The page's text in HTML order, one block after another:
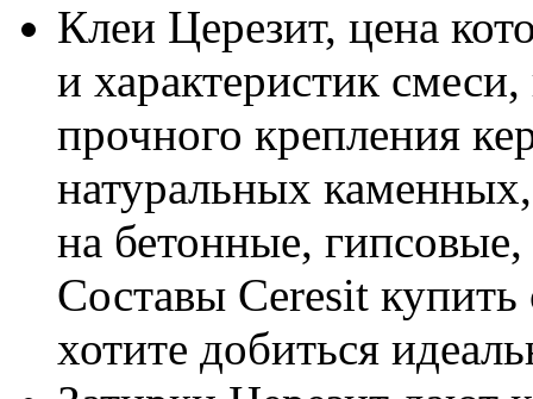
Клеи Церезит, цена
и характеристик
прочного крепления
натуральных
на бетонные,
Составы Ceresit купить
хотите добиться